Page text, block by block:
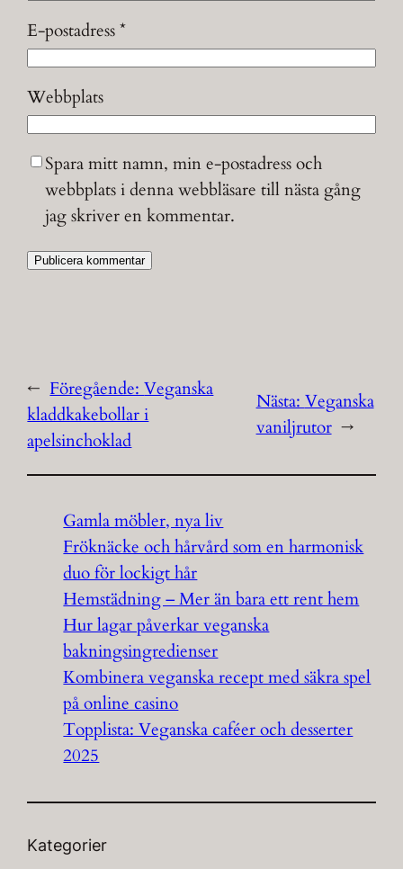
E-postadress*
Webbplats
Spara mitt namn, min e-postadress och
webbplats i denna webbläsare till nästa gång
jag skriver en kommentar.
← Föregående:Veganska
kladdkakebollar i
apelsinchoklad
Nästa:Veganska
vaniljrutor →
Gamla möbler, nya liv
Fröknäcke och hårvård som en harmonisk
duo för lockigt hår
Hemstädning – Mer än bara ett rent hem
Hur lagar påverkar veganska
bakningsingredienser
Kombinera veganska recept med säkra spel
på online casino
Topplista: Veganska caféer och desserter
2025
Kategorier